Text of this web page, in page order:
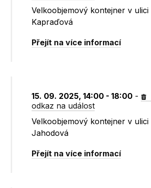
Velkoobjemový kontejner v
Kapraďová
Přejít na více informací
15. 09. 2025, 14:00 - 18:00 -
odkaz na událost
Velkoobjemový kontejner v
Jahodová
Přejít na více informací